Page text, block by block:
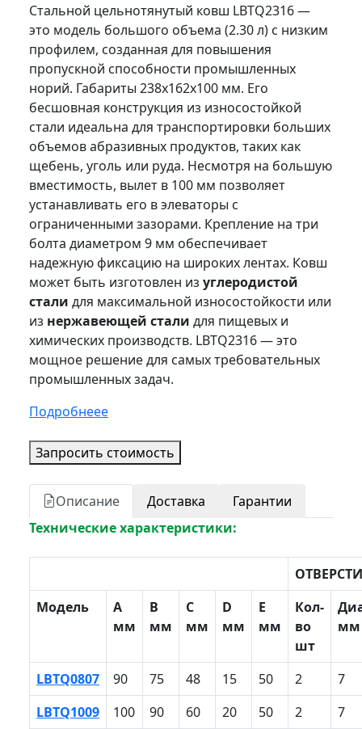
Стальной цельнотянутый ковш LBTQ2316 —
это модель большого объема (2.30 л) с низким
профилем, созданная для повышения
пропускной способности промышленных
норий. Габариты 238x162x100 мм. Его
бесшовная конструкция из износостойкой
стали идеальна для транспортировки больших
объемов абразивных продуктов, таких как
щебень, уголь или руда. Несмотря на большую
вместимость, вылет в 100 мм позволяет
устанавливать его в элеваторы с
ограниченными зазорами. Крепление на три
болта диаметром 9 мм обеспечивает
надежную фиксацию на широких лентах. Ковш
может быть изготовлен из углеродистой
стали для максимальной износостойкости или
из нержавеющей стали для пищевых и
химических производств. LBTQ2316 — это
мощное решение для самых требовательных
промышленных задач.
Подробнеее
Запросить стоимость
Описание Доставка
Гарантии
Технические характеристики:
Модель
A
мм
B
мм
С
мм
D
мм
E
мм
Кол-
во
шт
мм
LBTQ0807 90 75 48 15 50 2
7
LBTQ1009
100 90 60 20 50 2 7